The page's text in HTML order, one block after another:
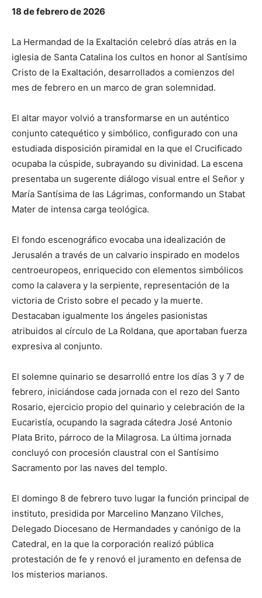
18 de febrero de 2026
La Hermandad de la Exaltación celebró días atrás en la
iglesia de Santa Catalina los cultos en honor al Santísimo
Cristo de la Exaltación, desarrollados a comienzos del
mes de febrero en un marco de gran solemnidad.
El altar mayor volvió a transformarse en un auténtico
conjunto catequético y simbólico, configurado con una
estudiada disposición piramidal en la que el Crucificado
ocupaba la cúspide, subrayando su divinidad. La escena
presentaba un sugerente diálogo visual entre el Señor y
María Santísima de las Lágrimas, conformando un Stabat
Mater de intensa carga teológica.
El fondo escenográfico evocaba una idealización de
Jerusalén a través de un calvario inspirado en modelos
centroeuropeos, enriquecido con elementos simbólicos
como la calavera y la serpiente, representación de la
victoria de Cristo sobre el pecado y la muerte.
Destacaban igualmente los ángeles pasionistas
atribuidos al círculo de La Roldana, que aportaban fuerza
expresiva al conjunto.
El solemne quinario se desarrolló entre los días 3 y 7 de
febrero, iniciándose cada jornada con el rezo del Santo
Rosario, ejercicio propio del quinario y celebración de la
Eucaristía, ocupando la sagrada cátedra José Antonio
Plata Brito, párroco de la Milagrosa. La última jornada
concluyó con procesión claustral con el Santísimo
Sacramento por las naves del templo.
El domingo 8 de febrero tuvo lugar la función principal de
instituto, presidida por Marcelino Manzano Vilches,
Delegado Diocesano de Hermandades y canónigo de la
Catedral, en la que la corporación realizó pública
protestación de fe y renovó el juramento en defensa de
los misterios marianos.